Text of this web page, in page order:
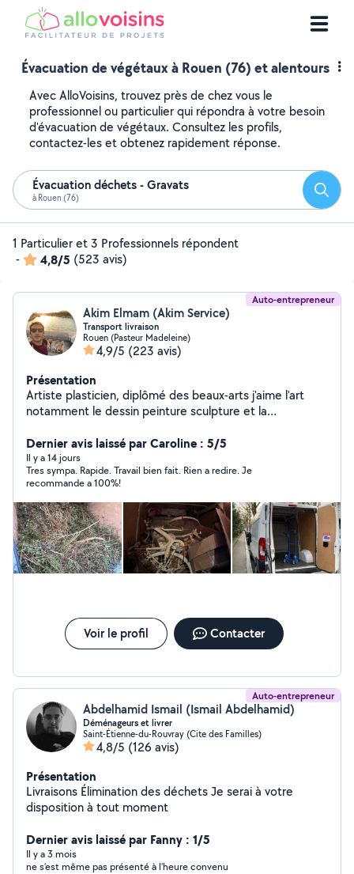
Évacuation de végétaux à Rouen (76) et alentours
Avec AlloVoisins, trouvez près de chez vous le
professionnel ou particulier qui répondra à votre besoin
d'évacuation de végétaux. Consultez les profils,
contactez-les et obtenez rapidement réponse.
Évacuation déchets - Gravats
à Rouen (76)
1 Particulier et 3 Professionnels répondent
-
4,8/5 (523 avis)
Auto-entrepreneur
Akim Elmam (Akim Service)
Transport livraison
Rouen (Pasteur Madeleine)
4,9/5 (223 avis)
Présentation
Artiste plasticien, diplômé des beaux-arts j'aime l'art
notamment le dessin peinture sculpture et la
montage de meubles, je propose mes services selon le
besoin de mes clients, transport, aide au
déménagement, débarras, livraison,
Dernier avis laissé par Caroline : 5/5
Il y a 14 jours
Tres sympa. Rapide. Travail bien fait. Rien a redire. Je
recommande a 100%!
Voir le profil Contacter
Auto-entrepreneur
Abdelhamid Ismail (Ismail Abdelhamid)
Déménageurs et livrer
Saint-Étienne-du-Rouvray (Cite des Familles)
4,8/5 (126 avis)
Présentation
Livraisons Élimination des déchets Je serai à votre
disposition à tout moment
Dernier avis laissé par Fanny : 1/5
Il y a 3 mois
ne s’est même pas présenté à l’heure convenu